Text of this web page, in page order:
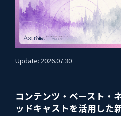
Update: 2026.07.30
コンテンツ・ベースト・
ッドキャストを活用した